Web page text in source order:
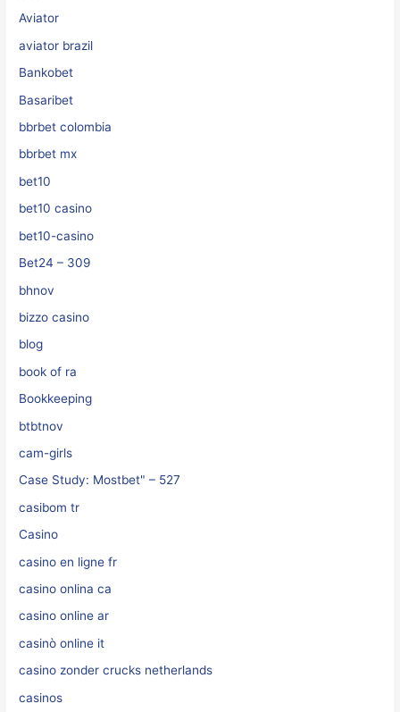
Aviator
aviator brazil
Bankobet
Basaribet
bbrbet colombia
bbrbet mx
bet10
bet10 casino
bet10-casino
Bet24 – 309
bhnov
bizzo casino
blog
book of ra
Bookkeeping
btbtnov
cam-girls
Case Study: Mostbet" – 527
casibom tr
Casino
casino en ligne fr
casino onlina ca
casino online ar
casinò online it
casino zonder crucks netherlands
casinos